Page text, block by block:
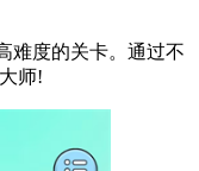
难度的关卡。通过不
师!